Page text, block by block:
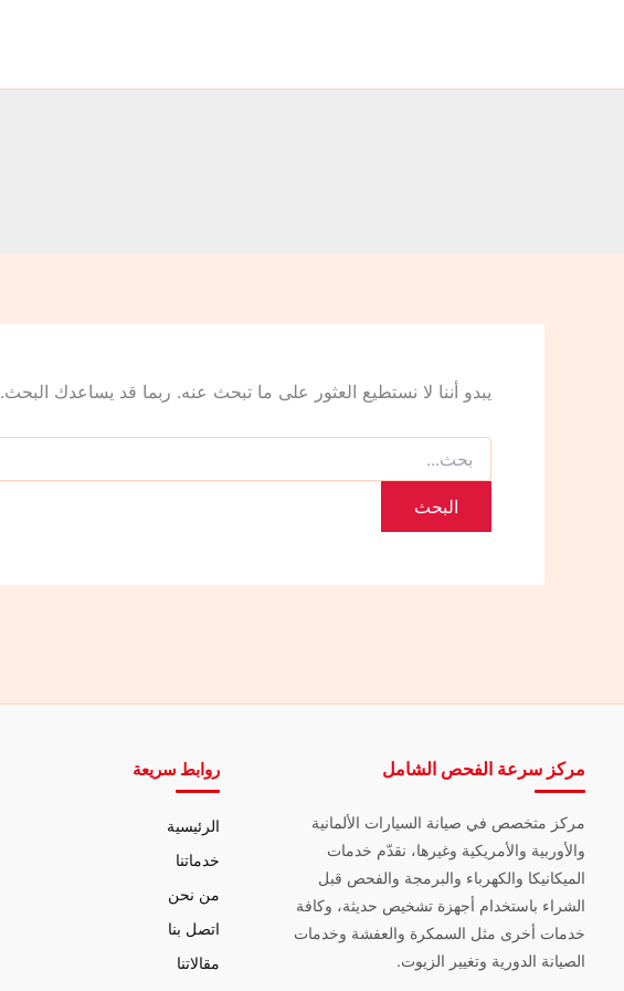
يبدو أننا لا نستطيع العثور على ما تبحث عنه. ربما قد يساعدك البحث.
مركز سرعة الفحص الشامل
مركز متخصص في صيانة السيارات الألمانية
والأوربية والأمريكية وغيرها، نقدّم خدمات
الميكانيكا والكهرباء والبرمجة والفحص قبل
الشراء باستخدام أجهزة تشخيص حديثة، وكافة
خدمات أخرى مثل السمكرة والعفشة وخدمات
الصيانة الدورية وتغيير الزيوت.
روابط سريعة
الرئيسية
خدماتنا
من نحن
اتصل بنا
مقالاتنا